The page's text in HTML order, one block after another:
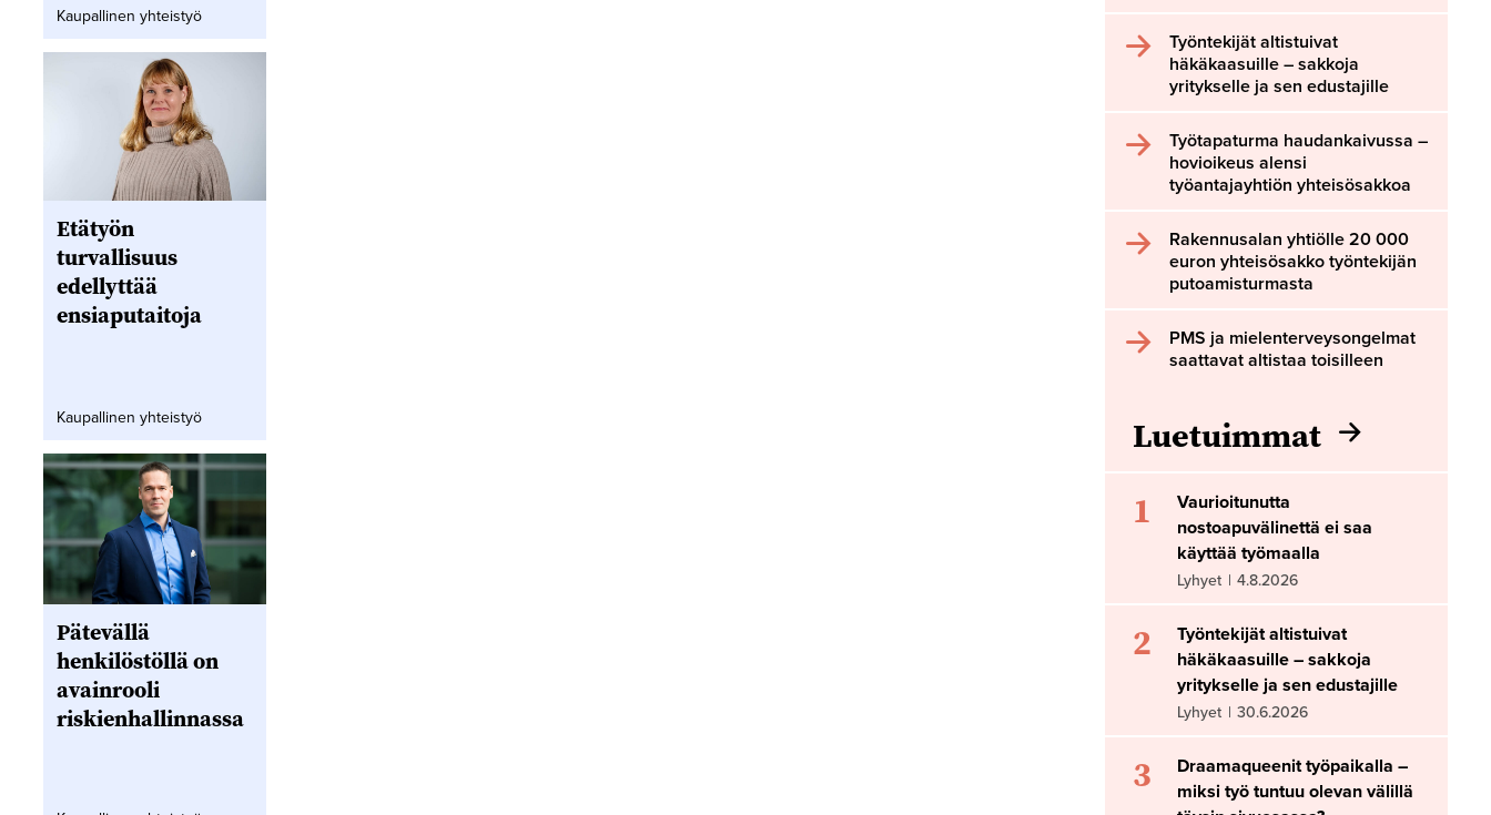
Kaupallinen yhteistyö
Etätyön
turvallisuus
edellyttää
ensiaputaitoja
Kaupallinen yhteistyö
Pätevällä
henkilöstöllä on
avainrooli
riskienhallinnassa
Työntekijät altistuivat
häkäkaasuille – sakkoja
yritykselle ja sen edustajille
Työtapaturma haudankaivussa –
hovioikeus alensi
työantajayhtiön yhteisösakkoa
Rakennusalan yhtiölle 20 000
euron yhteisösakko työntekijän
putoamisturmasta
PMS ja mielenterveysongelmat
saattavat altistaa toisilleen
Luetuimmat
1
Vaurioitunutta
nostoapuvälinettä ei saa
käyttää työmaalla
Lyhyet | 4.8.2026
2
Työntekijät altistuivat
häkäkaasuille – sakkoja
yritykselle ja sen edustajille
Lyhyet | 30.6.2026
3
Draamaqueenit työpaikalla –
miksi työ tuntuu olevan välillä